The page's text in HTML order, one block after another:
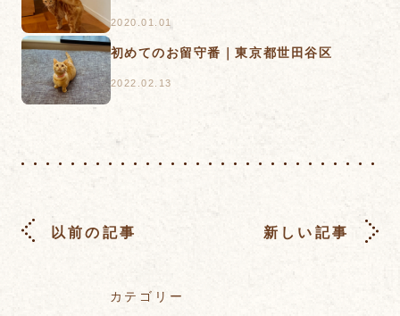
2020.01.01
初めてのお留守番｜東京都世田谷区
2022.02.13
以前の記事 新しい記事
カテゴリー